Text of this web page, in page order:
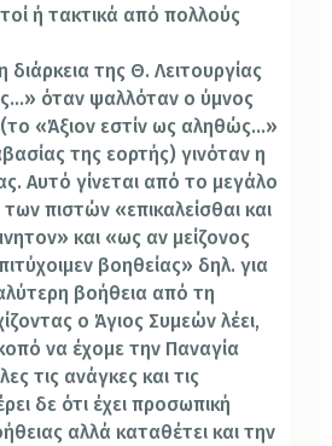
ή τακτικά από πολλούς
της Θ. Λειτουργίας
όταν ψαλλόταν ο ύμνος
«Άξιον εστίν ως αληθώς…»
της εορτής) γινόταν η
Αυτό γίνεται από το μεγάλο
πιστών «επικαλείσθαι και
και «ως αν μείζονος
βοηθείας» δηλ. για
βοήθεια από τη
ο Άγιος Συμεών λέει,
να έχομε την Παναγία
τις ανάγκες και τις
δε ότι έχει προσωπική
αλλά καταθέτει και την